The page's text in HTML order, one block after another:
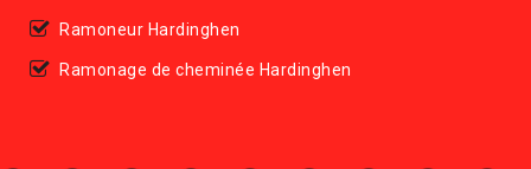
Ramoneur Hardinghen
Ramonage de cheminée Hardinghen